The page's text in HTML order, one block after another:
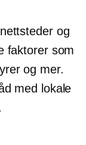
og
faktorer som
og mer.
med lokale